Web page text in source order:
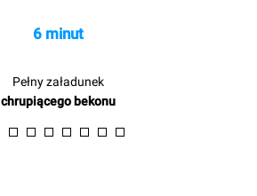
6 minut
Pełny załadunek
chrupiącego bekonu